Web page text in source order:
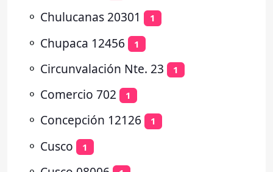
⚬ Chulucanas 20301 1
⚬ Chupaca 12456 1
⚬ Circunvalación Nte. 23 1
⚬ Comercio 702 1
⚬ Concepción 12126 1
⚬ Cusco 1